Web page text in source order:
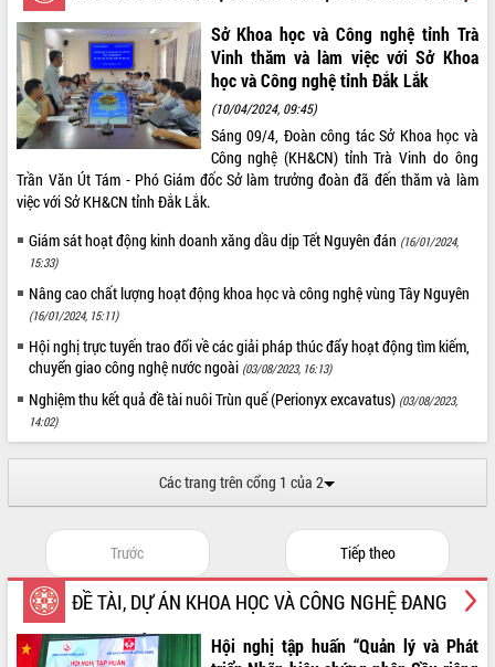
Gặp mặt các cơ quan báo chí nhân Kỷ
niệm 101 năm Ngày Báo chí Cách
mạng Việt Nam
Đắk Lắk sơ kết 4 năm triển khai thực
hiện Đề án 06 của Chính phủ
Họp báo thông tin về Hội nghị Công bố
Quy hoạch và Xúc tiến đầu tư tỉnh Đắk
Lắk
giải ngân vốn khắc phục thiên tai
HĐND tỉnh thông qua điều chỉnh Quy
hoạch tỉnh thời kỳ 2021-2030
Hội thảo góp ý hồ sơ điều chỉnh quy
hoạch tỉnh Đắk Lắk thời kỳ 2021-2030,
tầm nhìn đến năm 2050
Nâng cao hiệu quả hoạt động của các
doanh nghiệp nhà nước
Hội nghị triển khai kết nối mạng
tay làm sạch môi trường
Xã Ea Kar bước chuyển mình trong
công tác cải cách hành chính mô hình
mới
UBND tỉnh họp báo định kỳ tháng 4
năm 2026
Sở Khoa học và Công nghệ tỉnh Trà
Vinh thăm và làm việc với Sở Khoa
học và Công nghệ tỉnh Đắk Lắk
(10/04/2024, 09:45)
Sáng 09/4, Đoàn công tác Sở Khoa học và
Công nghệ (KH&CN) tỉnh Trà Vinh do ông
Trần Văn Út Tám - Phó Giám đốc Sở làm trưởng đoàn đã đến thăm và làm
việc với Sở KH&CN tỉnh Đắk Lắk.
Giám sát hoạt động kinh doanh xăng dầu dịp Tết Nguyên đán (16/01/2024,
15:33)
Nâng cao chất lượng hoạt động khoa học và công nghệ vùng Tây Nguyên
(16/01/2024, 15:11)
Hội nghị trực tuyến trao đổi về các giải pháp thúc đẩy hoạt động tìm kiếm,
chuyển giao công nghệ nước ngoài (03/08/2023, 16:13)
Nghiệm thu kết quả đề tài nuôi Trùn quế (Perionyx excavatus) (03/08/2023,
14:02)
Các trang trên cổng 1 của 2
Trước Tiếp theo
ĐỀ TÀI, DỰ ÁN KHOA HỌC VÀ CÔNG NGHỆ ĐANG
THỰC HIỆN
Hội nghị tập huấn “Quản lý và Phát